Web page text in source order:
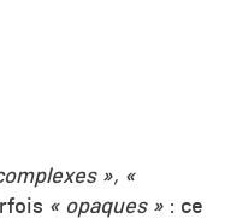
», «
« opaques » : ce